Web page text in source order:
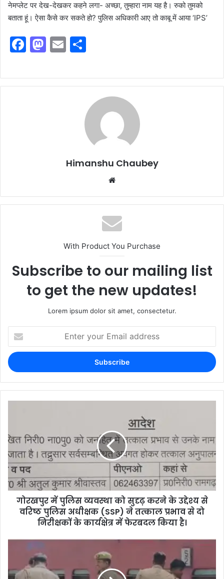
नेमप्लेट पर देख-देखकर कहने लगा- अच्छा, तुम्हारा नाम यह है। रुको तुमको
बताता हूं। ऐसा कैसे कर सकते हो? पुलिस अधिकारी आए तो काबू में आया ‘IPS’
F
c
e
M
st
o
E
ai
l
ar
e
Himanshu Chaubey
With Product You Purchase
Subscribe to our mailing list
to get the new updates!
Lorem ipsum dolor sit amet, consectetur.
गोरखपुर में पुलिस व्यवस्था को सुदृढ़ करने के उद्देश्य से
वरिष्ठ पुलिस अधीक्षक (SSP) ने तत्काल प्रभाव से दो
निरीक्षकों के कार्यक्षेत्र में फेरबदल किया है।